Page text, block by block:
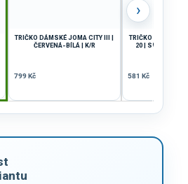
TRIČKO DÁMSKÉ JOMA CITY III |
ČERVENÁ-BÍLÁ | K/R
799 Kč
TRIČKO JOMA
20 | SVĚTLE
581 Kč
›